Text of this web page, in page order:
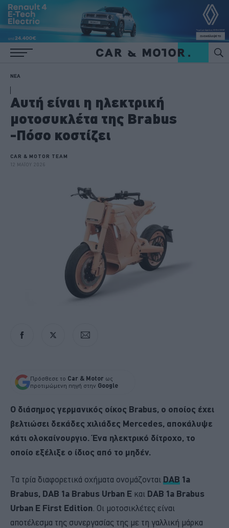
ΝΕΑ
Αυτή είναι η ηλεκτρική
μοτοσυκλέτα της Brabus
-Πόσο κοστίζει
CAR & MOTOR TEAM
12 ΜΑΪΟΥ 2026
Πρόσθεσε το Car & Motor ως
προτιμώμενη πηγή στην Google
Ο διάσημος γερμανικός οίκος Brabus, ο οποίος έχει
βελτιώσει δεκάδες χιλιάδες Mercedes, αποκάλυψε
κάτι ολοκαίνουργιο. Ένα ηλεκτρικό δίτροχο, το
οποίο εξέλιξε ο ίδιος από το μηδέν.
Τα τρία διαφορετικά οχήματα ονομάζονται DAB 1a
Brabus, DAB 1a Brabus Urban E και DAB 1a Brabus
Urban E First Edition . Οι μοτοσικλέτες είναι
αποτέλεσμα της συνεργασίας της με τη γαλλική μάρκα